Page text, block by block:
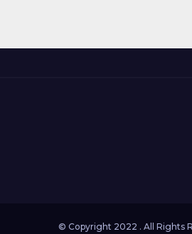
© Copyright 2022 . All Rights